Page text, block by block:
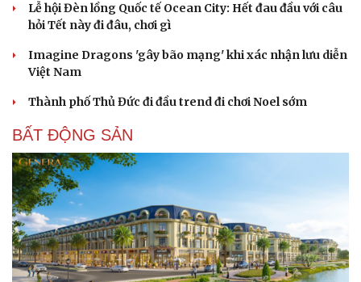
Lễ hội Đèn lồng Quốc tế Ocean City: Hết đau đầu với câu
hỏi Tết này đi đâu, chơi gì
Imagine Dragons 'gây bão mạng' khi xác nhận lưu diễn
Việt Nam
Thành phố Thủ Đức đi đầu trend đi chơi Noel sớm
BẤT ĐỘNG SẢN